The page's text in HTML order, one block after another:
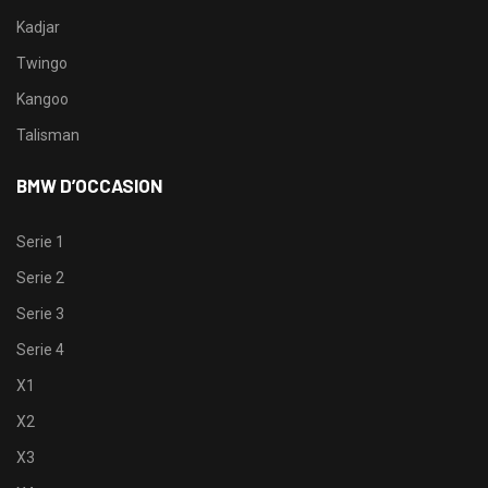
Kadjar
Twingo
Kangoo
Talisman
BMW D’OCCASION
Serie 1
Serie 2
Serie 3
Serie 4
X1
X2
X3